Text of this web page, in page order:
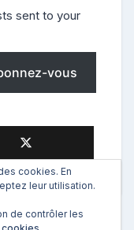
sent to your
vous
cookies. En
leur utilisation.
de contrôler les